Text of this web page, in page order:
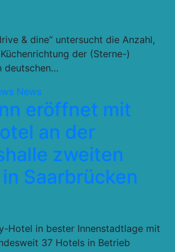
& dine“ untersucht die Anzahl,
der (Sterne-)
deutschen…
News
eröffnet mit
an der
zweiten
Saarbrücken
Hotel in bester Innenstadtlage mit
37 Hotels in Betrieb